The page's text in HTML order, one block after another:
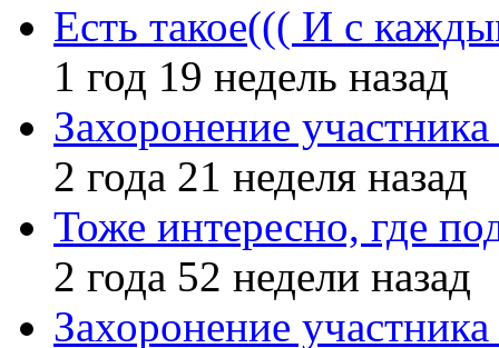
Есть такое((( И с
1 год 19 недель назад
Захоронение
2 года 21 неделя назад
Тоже интересно, где
2 года 52 недели назад
Захоронение